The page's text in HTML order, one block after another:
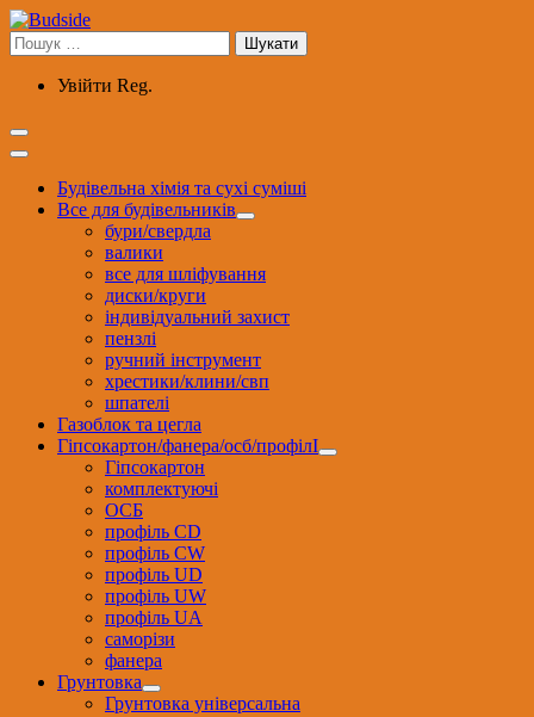
Перейти
до
вмісту
Пошук:
Увійти Reg.
Будівельна хімія та сухі суміші
Все для будівельників
бури/свердла
валики
все для шліфування
диски/круги
індивідуальний захист
пензлі
ручний інструмент
хрестики/клини/свп
шпателі
Газоблок та цегла
Гіпсокартон/фанера/осб/профілІ
Гіпсокартон
комплектуючі
ОСБ
профіль CD
профіль CW
профіль UD
профіль UW
профіль UА
саморізи
фанера
Грунтовка
Грунтовка універсальна